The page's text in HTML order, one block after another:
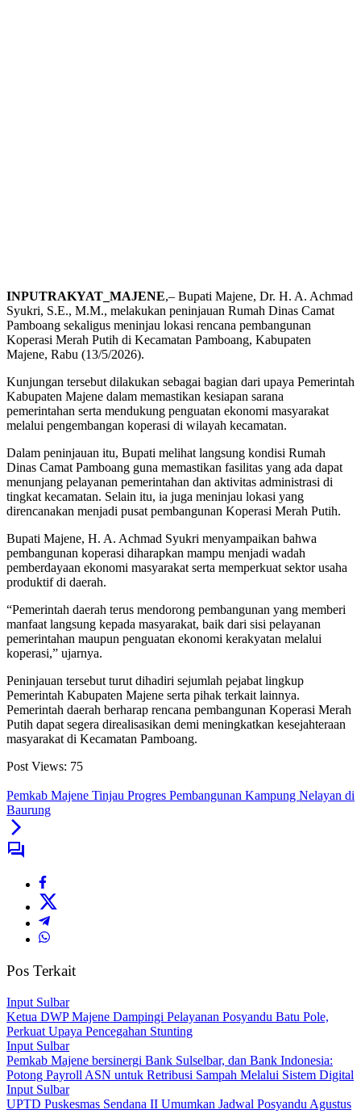
INPUTRAKYAT_MAJENE,– Bupati Majene, Dr. H. A. Achmad
Syukri, S.E., M.M., melakukan peninjauan Rumah Dinas Camat
Pamboang sekaligus meninjau lokasi rencana pembangunan
Koperasi Merah Putih di Kecamatan Pamboang, Kabupaten
Majene, Rabu (13/5/2026).
Kunjungan tersebut dilakukan sebagai bagian dari upaya Pemerintah
Kabupaten Majene dalam memastikan kesiapan sarana
pemerintahan serta mendukung penguatan ekonomi masyarakat
melalui pengembangan koperasi di wilayah kecamatan.
Dalam peninjauan itu, Bupati melihat langsung kondisi Rumah
Dinas Camat Pamboang guna memastikan fasilitas yang ada dapat
menunjang pelayanan pemerintahan dan aktivitas administrasi di
tingkat kecamatan. Selain itu, ia juga meninjau lokasi yang
direncanakan menjadi pusat pembangunan Koperasi Merah Putih.
Bupati Majene, H. A. Achmad Syukri menyampaikan bahwa
pembangunan koperasi diharapkan mampu menjadi wadah
pemberdayaan ekonomi masyarakat serta memperkuat sektor usaha
produktif di daerah.
“Pemerintah daerah terus mendorong pembangunan yang memberi
manfaat langsung kepada masyarakat, baik dari sisi pelayanan
pemerintahan maupun penguatan ekonomi kerakyatan melalui
koperasi,” ujarnya.
Peninjauan tersebut turut dihadiri sejumlah pejabat lingkup
Pemerintah Kabupaten Majene serta pihak terkait lainnya.
Pemerintah daerah berharap rencana pembangunan Koperasi Merah
Putih dapat segera direalisasikan demi meningkatkan kesejahteraan
masyarakat di Kecamatan Pamboang.
Post Views: 75
Pemkab Majene Tinjau Progres Pembangunan Kampung Nelayan di
Baurung
Pos Terkait
Input Sulbar
Ketua DWP Majene Dampingi Pelayanan Posyandu Batu Pole,
Perkuat Upaya Pencegahan Stunting
Input Sulbar
Pemkab Majene bersinergi Bank Sulselbar, dan Bank Indonesia:
Potong Payroll ASN untuk Retribusi Sampah Melalui Sistem Digital
Input Sulbar
UPTD Puskesmas Sendana II Umumkan Jadwal Posyandu Agustus